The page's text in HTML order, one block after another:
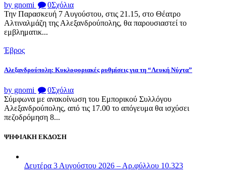
by gnomi 0Σχόλια
Την Παρασκευή 7 Αυγούστου, στις 21.15, στο Θέατρο
Αλτιναλμάζη της Αλεξανδρούπολης, θα παρουσιαστεί το
εμβληματικ...
Έβρος
Αλεξανδρούπολη: Κυκλοφοριακές ρυθμίσεις για τη “Λευκή Νύχτα”
by gnomi 0Σχόλια
Σύμφωνα με ανακοίνωση του Εμπορικού Συλλόγου
Αλεξανδρούπολης, από τις 17.00 το απόγευμα θα ισχύσει
πεζοδρόμηση 8...
ΨΗΦΙΑΚΗ ΕΚΔΟΣΗ
Δευτέρα 3 Αυγούστου 2026 – Αρ.φύλλου 10.323